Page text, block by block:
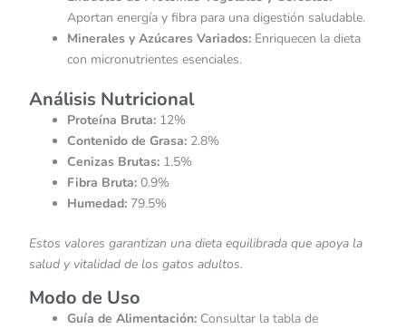
Aportan energía y fibra para una digestión saludable.
Minerales y Azúcares Variados: Enriquecen la dieta
con micronutrientes esenciales.
Análisis Nutricional
Proteína Bruta: 12%
Contenido de Grasa: 2.8%
Cenizas Brutas: 1.5%
Fibra Bruta: 0.9%
Humedad: 79.5%
Estos valores garantizan una dieta equilibrada que apoya la
salud y vitalidad de los gatos adultos.
Modo de Uso
Guía de Alimentación: Consultar la tabla de